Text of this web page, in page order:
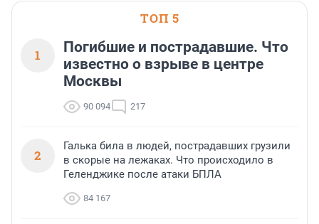
ТОП 5
1
Погибшие и пострадавшие. Что
известно о взрыве в центре
Москвы
90 094 217
2
Галька била в людей, пострадавших грузили
в скорые на лежаках. Что происходило в
Геленджике после атаки БПЛА
84 167